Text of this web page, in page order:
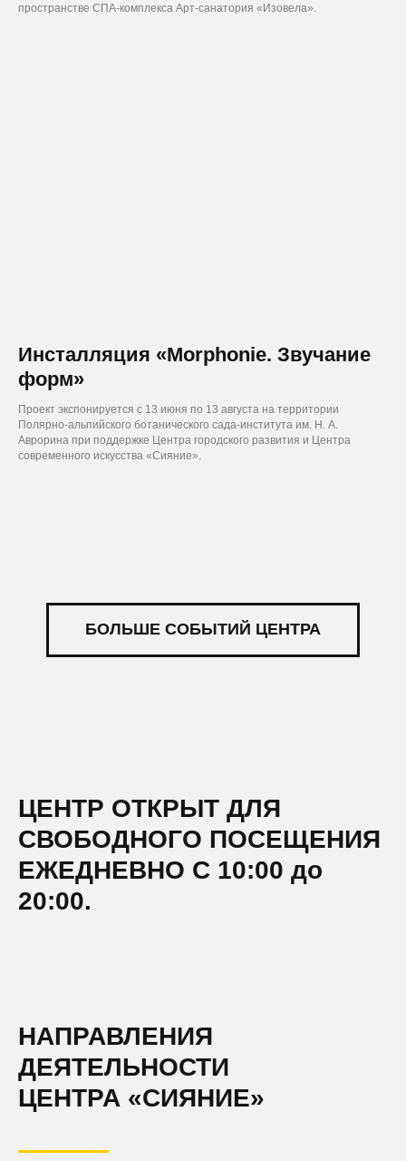
пространстве СПА-комплекса Арт-санатория «Изовела».
Инсталляция «Morphonie. Звучание
форм»
Проект экспонируется с 13 июня по 13 августа на территории
Полярно-альпийского ботанического сада-института им. Н. А.
Аврорина при поддержке Центра городского развития и Центра
современного искусства «Сияние».
БОЛЬШЕ СОБЫТИЙ ЦЕНТРА
ЦЕНТР ОТКРЫТ ДЛЯ
СВОБОДНОГО ПОСЕЩЕНИЯ
ЕЖЕДНЕВНО С 10:00 до
20:00.
НАПРАВЛЕНИЯ
ДЕЯТЕЛЬНОСТИ
ЦЕНТРА «СИЯНИЕ»